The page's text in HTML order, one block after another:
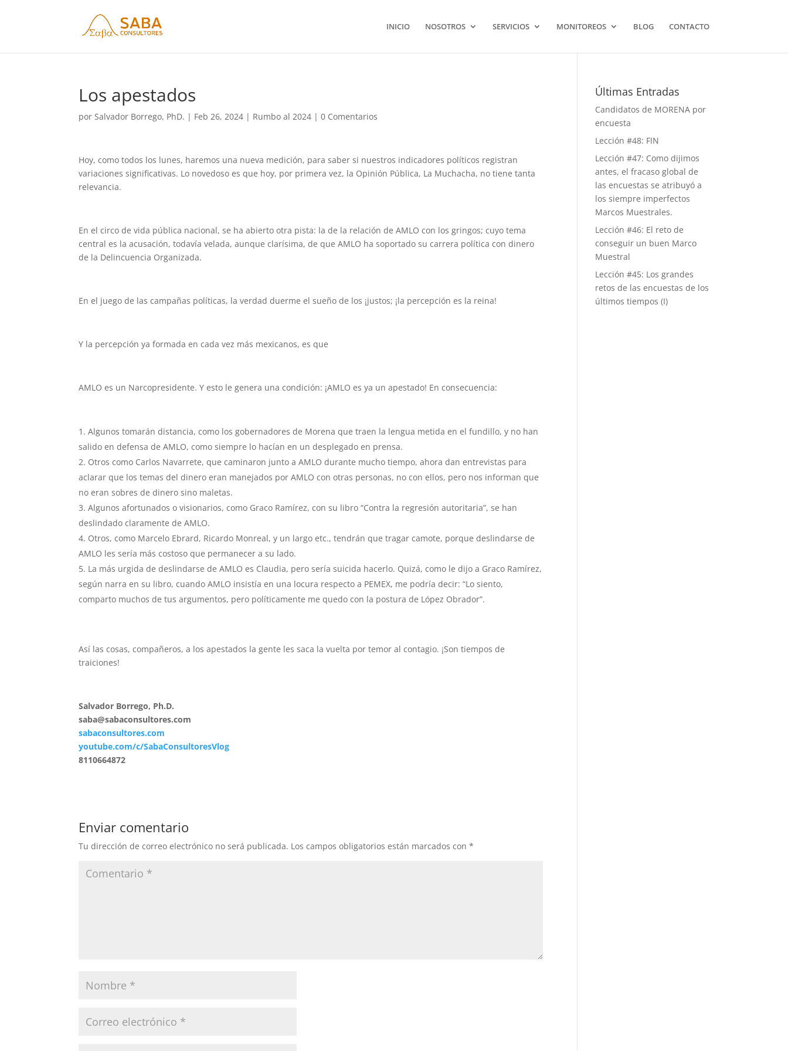
INICIO NOSOTROS SERVICIOS MONITOREOS BLOG CONTACTO
Los apestados
porSalvador Borrego, PhD. | Feb 26, 2024 | Rumbo al 2024 |0 Comentarios
Hoy, como todos los lunes, haremos una nueva medición, para saber si nuestros indicadores políticos registran
variaciones significativas. Lo novedoso es que hoy, por primera vez, la Opinión Pública, La Muchacha, no tiene tanta
relevancia.
En el circo de vida pública nacional, se ha abierto otra pista: la de la relación de AMLO con los gringos; cuyo tema
central es la acusación, todavía velada, aunque clarísima, de que AMLO ha soportado su carrera política con dinero
de la Delincuencia Organizada.
En el juego de las campañas políticas, la verdad duerme el sueño de los ¡justos; ¡la percepción es la reina!
Y la percepción ya formada en cada vez más mexicanos, es que
AMLO es un Narcopresidente. Y esto le genera una condición: ¡AMLO es ya un apestado! En consecuencia:
Algunos tomarán distancia, como los gobernadores de Morena que traen la lengua metida en el fundillo, y no han
salido en defensa de AMLO, como siempre lo hacían en un desplegado en prensa.
Otros como Carlos Navarrete, que caminaron junto a AMLO durante mucho tiempo, ahora dan entrevistas para
aclarar que los temas del dinero eran manejados por AMLO con otras personas, no con ellos, pero nos informan que
no eran sobres de dinero sino maletas.
Algunos afortunados o visionarios, como Graco Ramírez, con su libro “Contra la regresión autoritaria”, se han
deslindado claramente de AMLO.
Otros, como Marcelo Ebrard, Ricardo Monreal, y un largo etc., tendrán que tragar camote, porque deslindarse de
AMLO les sería más costoso que permanecer a su lado.
La más urgida de deslindarse de AMLO es Claudia, pero sería suicida hacerlo. Quizá, como le dijo a Graco Ramírez,
según narra en su libro, cuando AMLO insistía en una locura respecto a PEMEX, me podría decir: “Lo siento,
comparto muchos de tus argumentos, pero políticamente me quedo con la postura de López Obrador”.
Así las cosas, compañeros, a los apestados la gente les saca la vuelta por temor al contagio. ¡Son tiempos de
traiciones!
Salvador Borrego, Ph.D.
saba@sabaconsultores.com
sabaconsultores.com
youtube.com/c/SabaConsultoresVlog
8110664872
Enviar comentario
Tu dirección de correo electrónico no será publicada. Los campos obligatorios están marcados con*
Últimas Entradas
Candidatos de MORENA por
encuesta
Lección #48: FIN
Lección #47: Como dijimos
antes, el fracaso global de
las encuestas se atribuyó a
los siempre imperfectos
Marcos Muestrales.
Lección #46: El reto de
conseguir un buen Marco
Muestral
Lección #45: Los grandes
retos de las encuestas de los
últimos tiempos (I)